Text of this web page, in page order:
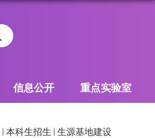
信息公开 重点实验室
本科生招生 生源基地建设